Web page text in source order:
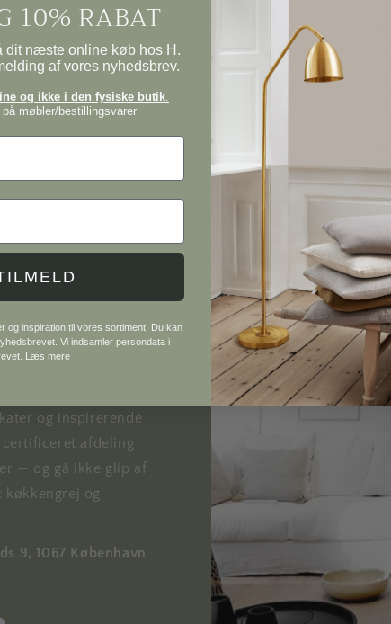
møbler og interiør
lamper og
og inspirerende
certificeret afdeling
— og gå ikke glip af
køkkengrej og
9, 1067 København
10% RABAT
dit næste online køb hos H.
af vores nyhedsbrev.
og ikke i den fysiske butik
møbler/bestillingsvarer
og inspiration til vores sortiment. Du kan
Vi indsamler persondata i
Læs mere